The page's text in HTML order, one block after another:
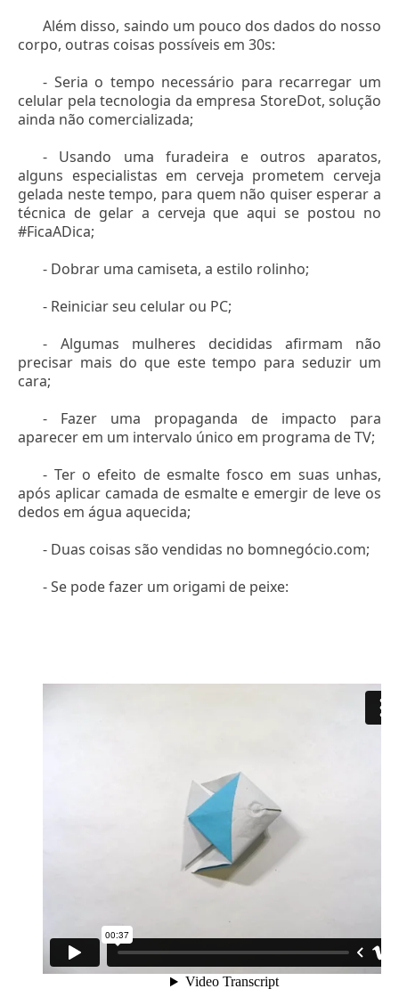
Além disso, saindo um pouco dos dados do nosso
corpo, outras coisas possíveis em 30s:
- Seria o tempo necessário para recarregar um
celular pela tecnologia da empresa StoreDot, solução
ainda não comercializada;
- Usando uma furadeira e outros aparatos,
alguns especialistas em cerveja prometem cerveja
gelada neste tempo, para quem não quiser esperar a
técnica de gelar a cerveja que aqui se postou no
#FicaADica;
- Dobrar uma camiseta, a estilo rolinho;
- Reiniciar seu celular ou PC;
- Algumas mulheres decididas afirmam não
precisar mais do que este tempo para seduzir um
cara;
- Fazer uma propaganda de impacto para
aparecer em um intervalo único em programa de TV;
- Ter o efeito de esmalte fosco em suas unhas,
após aplicar camada de esmalte e emergir de leve os
dedos em água aquecida;
- Duas coisas são vendidas no bomnegócio.com;
- Se pode fazer um origami de peixe: